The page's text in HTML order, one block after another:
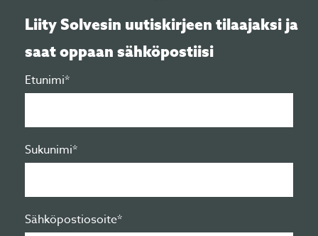
Liity Solvesin uutiskirjeen tilaajaksi ja
saat oppaan sähköpostiisi
Etunimi*
Sukunimi*
Sähköpostiosoite*